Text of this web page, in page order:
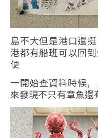
島不大但是港口還
港都有船班可以回
便
一開始查資料時候,
來發現不只有章魚